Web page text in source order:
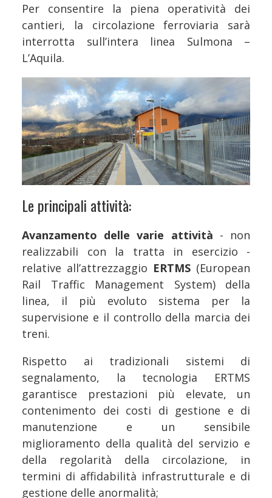
Per consentire la piena operatività dei
cantieri, la circolazione ferroviaria sarà
interrotta sull’intera linea Sulmona –
L’Aquila.
Le principali attività:
Avanzamento delle varie attività - non
realizzabili con la tratta in esercizio -
relative all’attrezzaggio ERTMS (European
Rail Traffic Management System) della
linea, il più evoluto sistema per la
supervisione e il controllo della marcia dei
treni.
Rispetto ai tradizionali sistemi di
segnalamento, la tecnologia ERTMS
garantisce prestazioni più elevate, un
contenimento dei costi di gestione e di
manutenzione e un sensibile
miglioramento della qualità del servizio e
della regolarità della circolazione, in
termini di affidabilità infrastrutturale e di
gestione delle anormalità;